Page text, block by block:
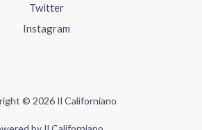
Twitter
Instagram
© 2026 Il Californiano